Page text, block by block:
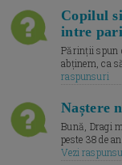
Copilul
intre
Părinții spun
abținem, ca
raspunsuri
Naștere
Bună, Dragi
peste 38 de
Vezi